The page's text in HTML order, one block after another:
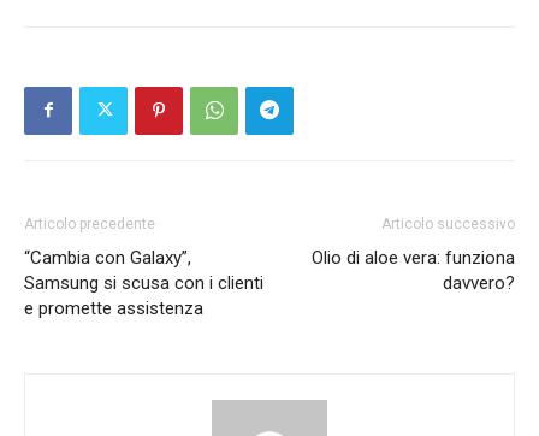
Articolo precedente
“Cambia con Galaxy”,
Samsung si scusa con i clienti
e promette assistenza
Articolo successivo
Olio di aloe vera: funziona
davvero?